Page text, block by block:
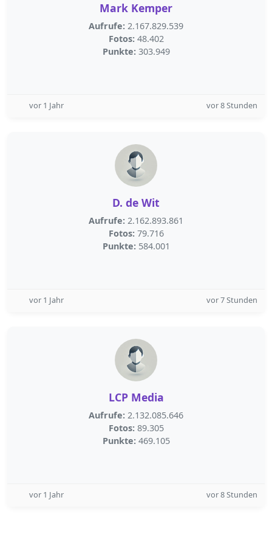
Mark Kemper
Aufrufe: 2.167.829.539
Fotos: 48.402
Punkte: 303.949
vor 1 Jahr vor 8 Stunden
D. de Wit
Aufrufe: 2.162.893.861
Fotos: 79.716
Punkte: 584.001
vor 1 Jahr vor 7 Stunden
LCP Media
Aufrufe: 2.132.085.646
Fotos: 89.305
Punkte: 469.105
vor 1 Jahr vor 8 Stunden